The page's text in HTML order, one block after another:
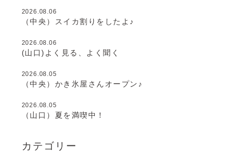
2026.08.06
（中央）スイカ割りをしたよ♪
2026.08.06
(山口)よく見る、よく聞く
2026.08.05
（中央）かき氷屋さんオープン♪
2026.08.05
（山口）夏を満喫中！
カテゴリー